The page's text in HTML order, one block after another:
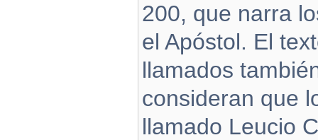
200, que narra
el Apóstol. El
llamados
consideran que
llamado Leucio